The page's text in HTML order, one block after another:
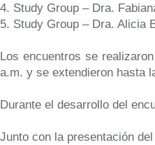
4. Study Group – Dra.
5. Study Group – Dra. Alicia
Los encuentros se
a.m. y se extendieron hasta
Durante el desarrollo del
Junto con la presentación